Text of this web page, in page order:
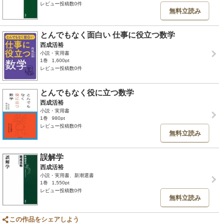
レビュー投稿数0件
無料立読み
とんでもなく面白い 仕事に役立つ数学
西成活裕
小説・実用書
1巻
1,600pt
レビュー投稿数0件
とんでもなく役に立つ数学
西成活裕
小説・実用書
1巻
980pt
レビュー投稿数0件
無料立読み
誤解学
西成活裕
小説・実用書、新潮選書
1巻
1,550pt
レビュー投稿数0件
無料立読み
この作品をシェアしよう